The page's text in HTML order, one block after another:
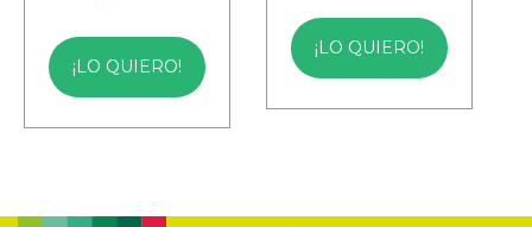
¡LO QUIERO!
¡LO QUIERO!